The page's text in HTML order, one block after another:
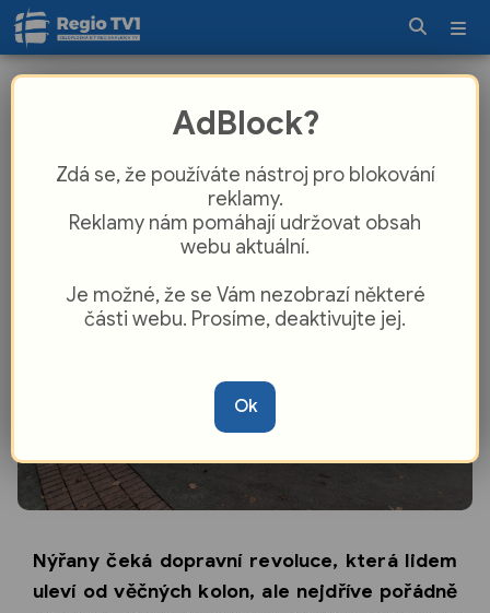
Klíčovou křižovatku čeká obří
Nýřany čeká dopravní revoluce, která lidem
uleví od věčných kolon, ale nejdříve pořádně
AdBlock?
Zdá se, že používáte nástroj pro blokování
reklamy.
Reklamy nám pomáhají udržovat obsah
webu aktuální.
Je možné, že se Vám nezobrazí některé
části webu. Prosíme, deaktivujte jej.
Ok